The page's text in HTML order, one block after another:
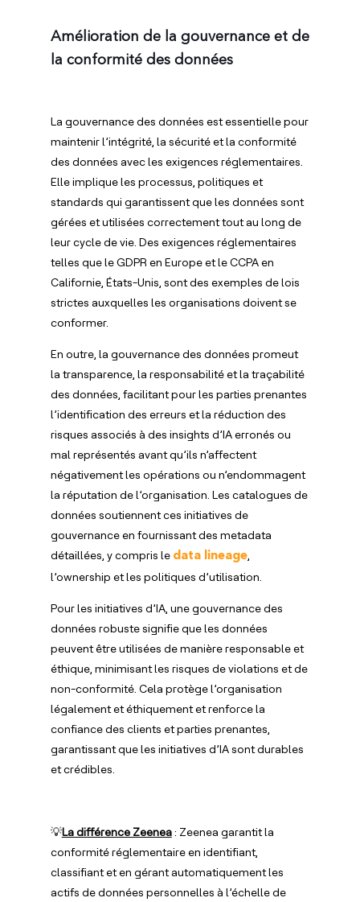
Amélioration de la gouvernance et de
la conformité des données
La gouvernance des données est essentielle pour
maintenir l’intégrité, la sécurité et la conformité
des données avec les exigences réglementaires.
Elle implique les processus, politiques et
standards qui garantissent que les données sont
gérées et utilisées correctement tout au long de
leur cycle de vie. Des exigences réglementaires
telles que le GDPR en Europe et le CCPA en
Californie, États-Unis, sont des exemples de lois
strictes auxquelles les organisations doivent se
conformer.
En outre, la gouvernance des données promeut
la transparence, la responsabilité et la traçabilité
des données, facilitant pour les parties prenantes
l’identification des erreurs et la réduction des
risques associés à des insights d’IA erronés ou
mal représentés avant qu’ils n’affectent
négativement les opérations ou n’endommagent
la réputation de l’organisation. Les catalogues de
données soutiennent ces initiatives de
gouvernance en fournissant des metadata
détaillées, y compris le data lineage,
l’ownership et les politiques d’utilisation.
Pour les initiatives d’IA, une gouvernance des
données robuste signifie que les données
peuvent être utilisées de manière responsable et
éthique, minimisant les risques de violations et de
non-conformité. Cela protège l’organisation
légalement et éthiquement et renforce la
confiance des clients et parties prenantes,
garantissant que les initiatives d’IA sont durables
et crédibles.
💡La différence Zeenea: Zeenea garantit la
conformité réglementaire en identifiant,
classifiant et en gérant automatiquement les
actifs de données personnelles à l’échelle de